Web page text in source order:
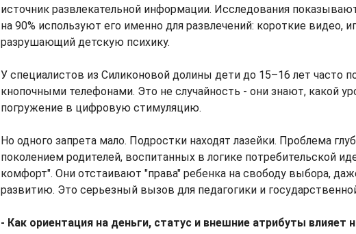
источник развлекательной информации. Исследования
на 90% используют его именно для развлечений: короткие видео,
разрушающий детскую психику.
У специалистов из Силиконовой долины дети до 15–16 лет часто
кнопочными телефонами. Это не случайность - они знают, какой
погружение в цифровую стимуляцию.
Но одного запрета мало. Подростки находят лазейки. Проблема
поколением родителей, воспитанных в логике потребительской
комфорт". Они отстаивают "права" ребенка на свободу выбора,
развитию. Это серьезный вызов для педагогики и
- Как ориентация на деньги, статус и внешние атрибуты влияет